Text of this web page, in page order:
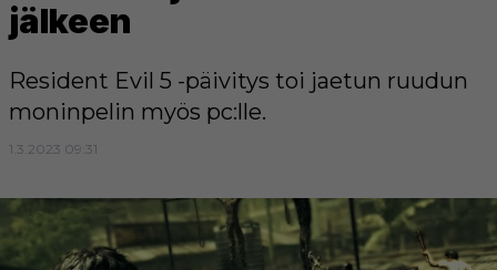
jälkeen
Resident Evil 5 -päivitys toi jaetun ruudun
moninpelin myös pc:lle.
1.3.2023 09:31